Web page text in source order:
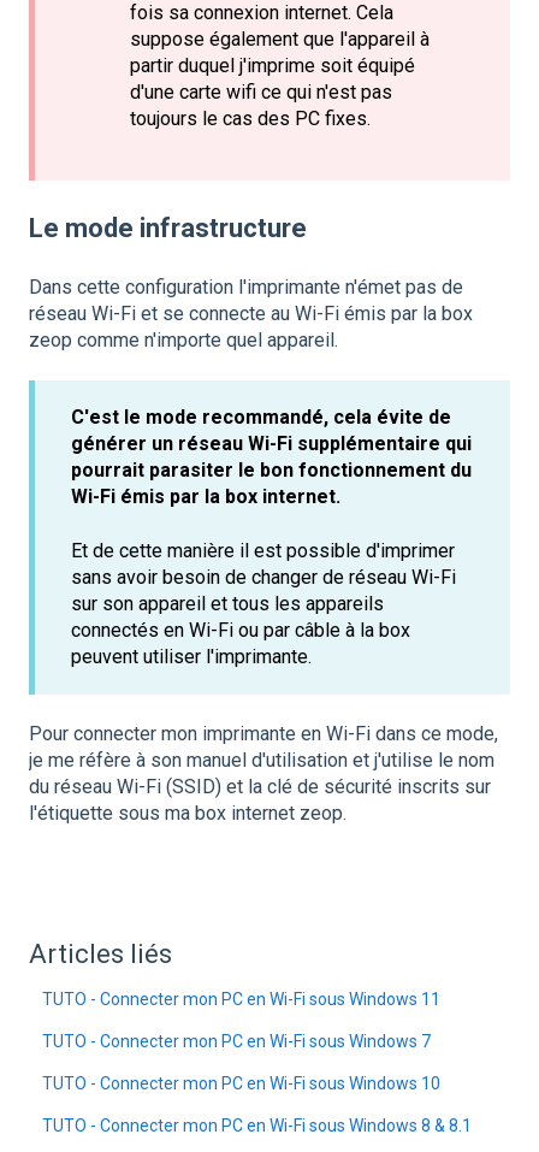
fois sa connexion internet. Cela
suppose également que l'appareil à
partir duquel j'imprime soit équipé
d'une carte wifi ce qui n'est pas
toujours le cas des PC fixes.
Le mode infrastructure
Dans cette configuration l'imprimante n'émet pas de
réseau Wi-Fi et se connecte au Wi-Fi émis par la box
zeop comme n'importe quel appareil.
C'est le mode recommandé, cela évite de
générer un réseau Wi-Fi supplémentaire qui
pourrait parasiter le bon fonctionnement du
Wi-Fi émis par la box internet.
Et de cette manière il est possible d'imprimer
sans avoir besoin de changer de réseau Wi-Fi
sur son appareil et tous les appareils
connectés en Wi-Fi ou par câble à la box
peuvent utiliser l'imprimante.
Pour connecter mon imprimante en Wi-Fi dans ce mode,
je me réfère à son manuel d'utilisation et j'utilise le nom
du réseau Wi-Fi (SSID) et la clé de sécurité inscrits sur
l'étiquette sous ma box internet zeop.
Articles liés
TUTO - Connecter mon PC en Wi-Fi sous Windows 11
TUTO - Connecter mon PC en Wi-Fi sous Windows 7
TUTO - Connecter mon PC en Wi-Fi sous Windows 10
TUTO - Connecter mon PC en Wi-Fi sous Windows 8 & 8.1